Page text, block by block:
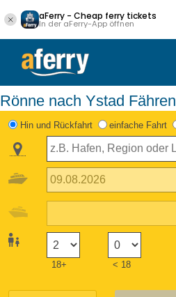
aFerry - Cheap ferry tickets
In der aFerry-App öffnen
Rönne nach Ystad Fähren
Hin und Rückfahrt einfache Fahrt
18+ < 18